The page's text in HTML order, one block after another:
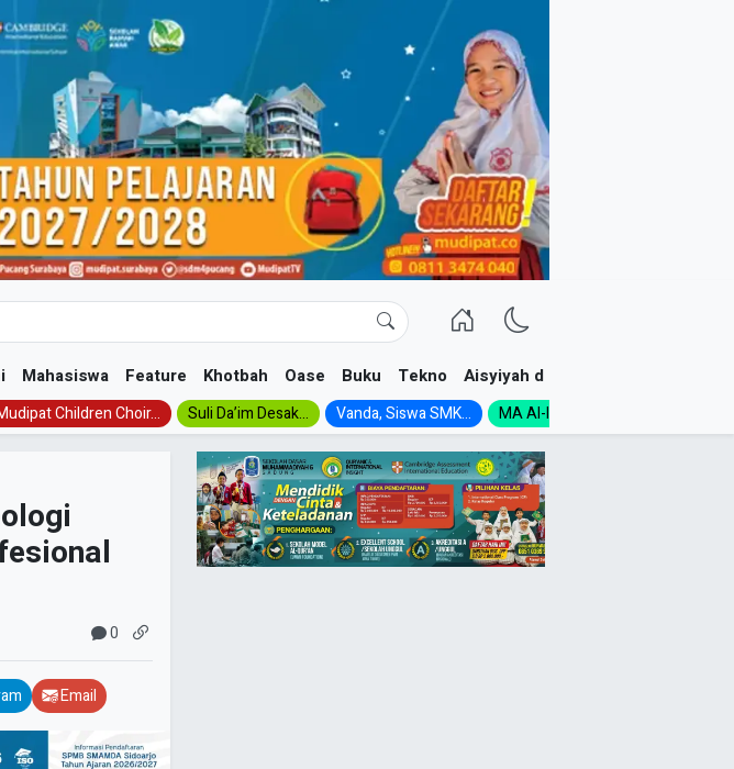
Mahasiswa Feature Khotbah Oase Buku Tekno Aisyiyah dan NA
Children Choir... Suli Da’im Desak... Vanda, Siswa SMK... MA Al-Ishlah Gelar...
0
Email